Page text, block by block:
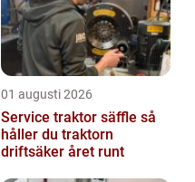
01 augusti 2026
Service traktor säffle så
håller du traktorn
driftsäker året runt